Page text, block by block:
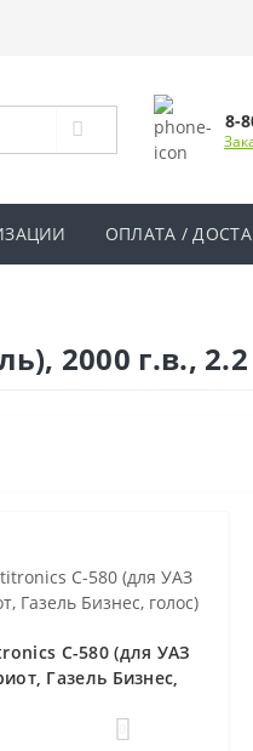
8-
ОПЛАТА /
2000 г.в., 2.2
C-580 (для УАЗ
Газель Бизнес,